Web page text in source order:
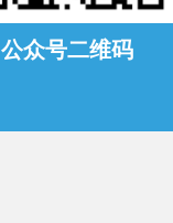
公众号二维码